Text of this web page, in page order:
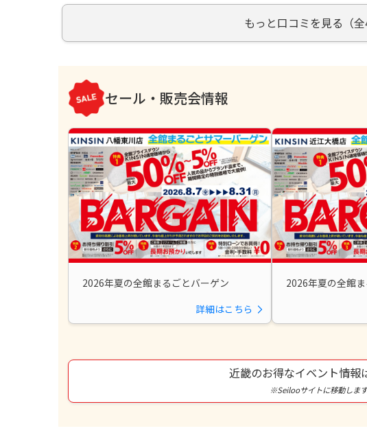
もっと口コミを見る（全
セール・販売会情報
2026年夏の全館まるごとバーゲン
詳細はこちら
2026年夏の全館
近畿のお得なイベント情報
※Seilooサイトに移動します